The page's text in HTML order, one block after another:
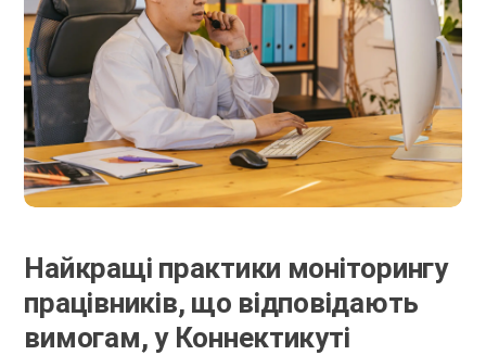
Найкращі практики моніторингу
працівників, що відповідають
вимогам, у Коннектикуті